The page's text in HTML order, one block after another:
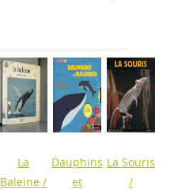
La
Baleine /
Dauphins
et
La Souris
/